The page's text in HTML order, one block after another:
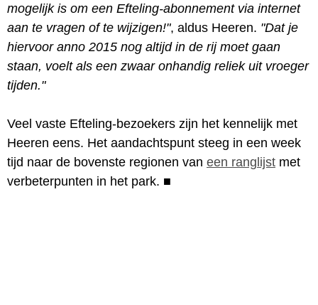
mogelijk is om een Efteling-abonnement via internet
aan te vragen of te wijzigen!", aldus Heeren. "Dat je
hiervoor anno 2015 nog altijd in de rij moet gaan
staan, voelt als een zwaar onhandig reliek uit vroeger
tijden."
Veel vaste Efteling-bezoekers zijn het kennelijk met
Heeren eens. Het aandachtspunt steeg in een week
tijd naar de bovenste regionen van een ranglijst met
verbeterpunten in het park. ■